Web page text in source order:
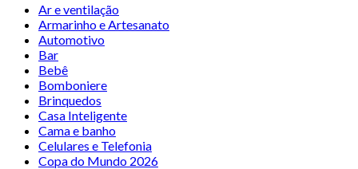
Ar e ventilação
Armarinho e Artesanato
Automotivo
Bar
Bebê
Bomboniere
Brinquedos
Casa Inteligente
Cama e banho
Celulares e Telefonia
Copa do Mundo 2026